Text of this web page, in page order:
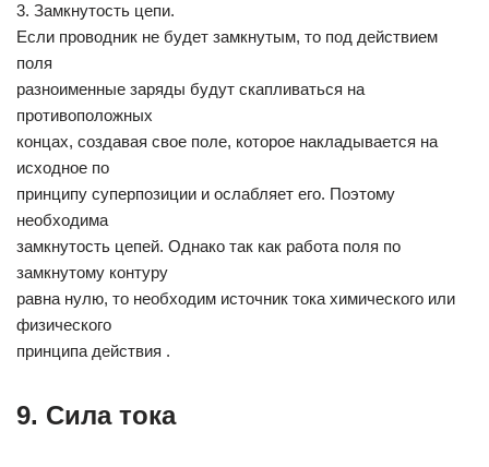
3. Замкнутость цепи.
Если проводник не будет замкнутым, то под действием
поля
разноименные заряды будут скапливаться на
противоположных
концах, создавая свое поле, которое накладывается на
исходное по
принципу суперпозиции и ослабляет его. Поэтому
необходима
замкнутость цепей. Однако так как работа поля по
замкнутому контуру
равна нулю, то необходим источник тока химического или
физического
принципа действия .
9. Сила тока